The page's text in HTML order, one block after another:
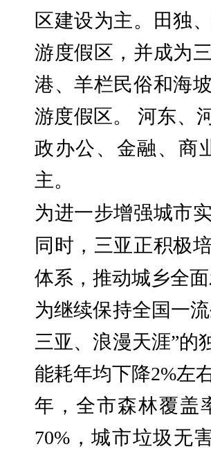
区建设为主。田独
游度假区，并成为
港、羊栏民俗和海
游度假区。
河东、
政办公、金融、商
主。
为进一步增强城市
同时，三亚正积极
体系，推动城乡全
为继续保持全国一
三亚、浪漫天涯”的
能耗年均下降2%左
年，全市森林覆盖
70% ，城市垃圾无